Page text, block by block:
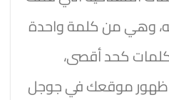
وهي من كلمة واحدة
3 كلمات، ويفضل 3 كلمات كحد أقصى،
ظهور موقعك في جوجل